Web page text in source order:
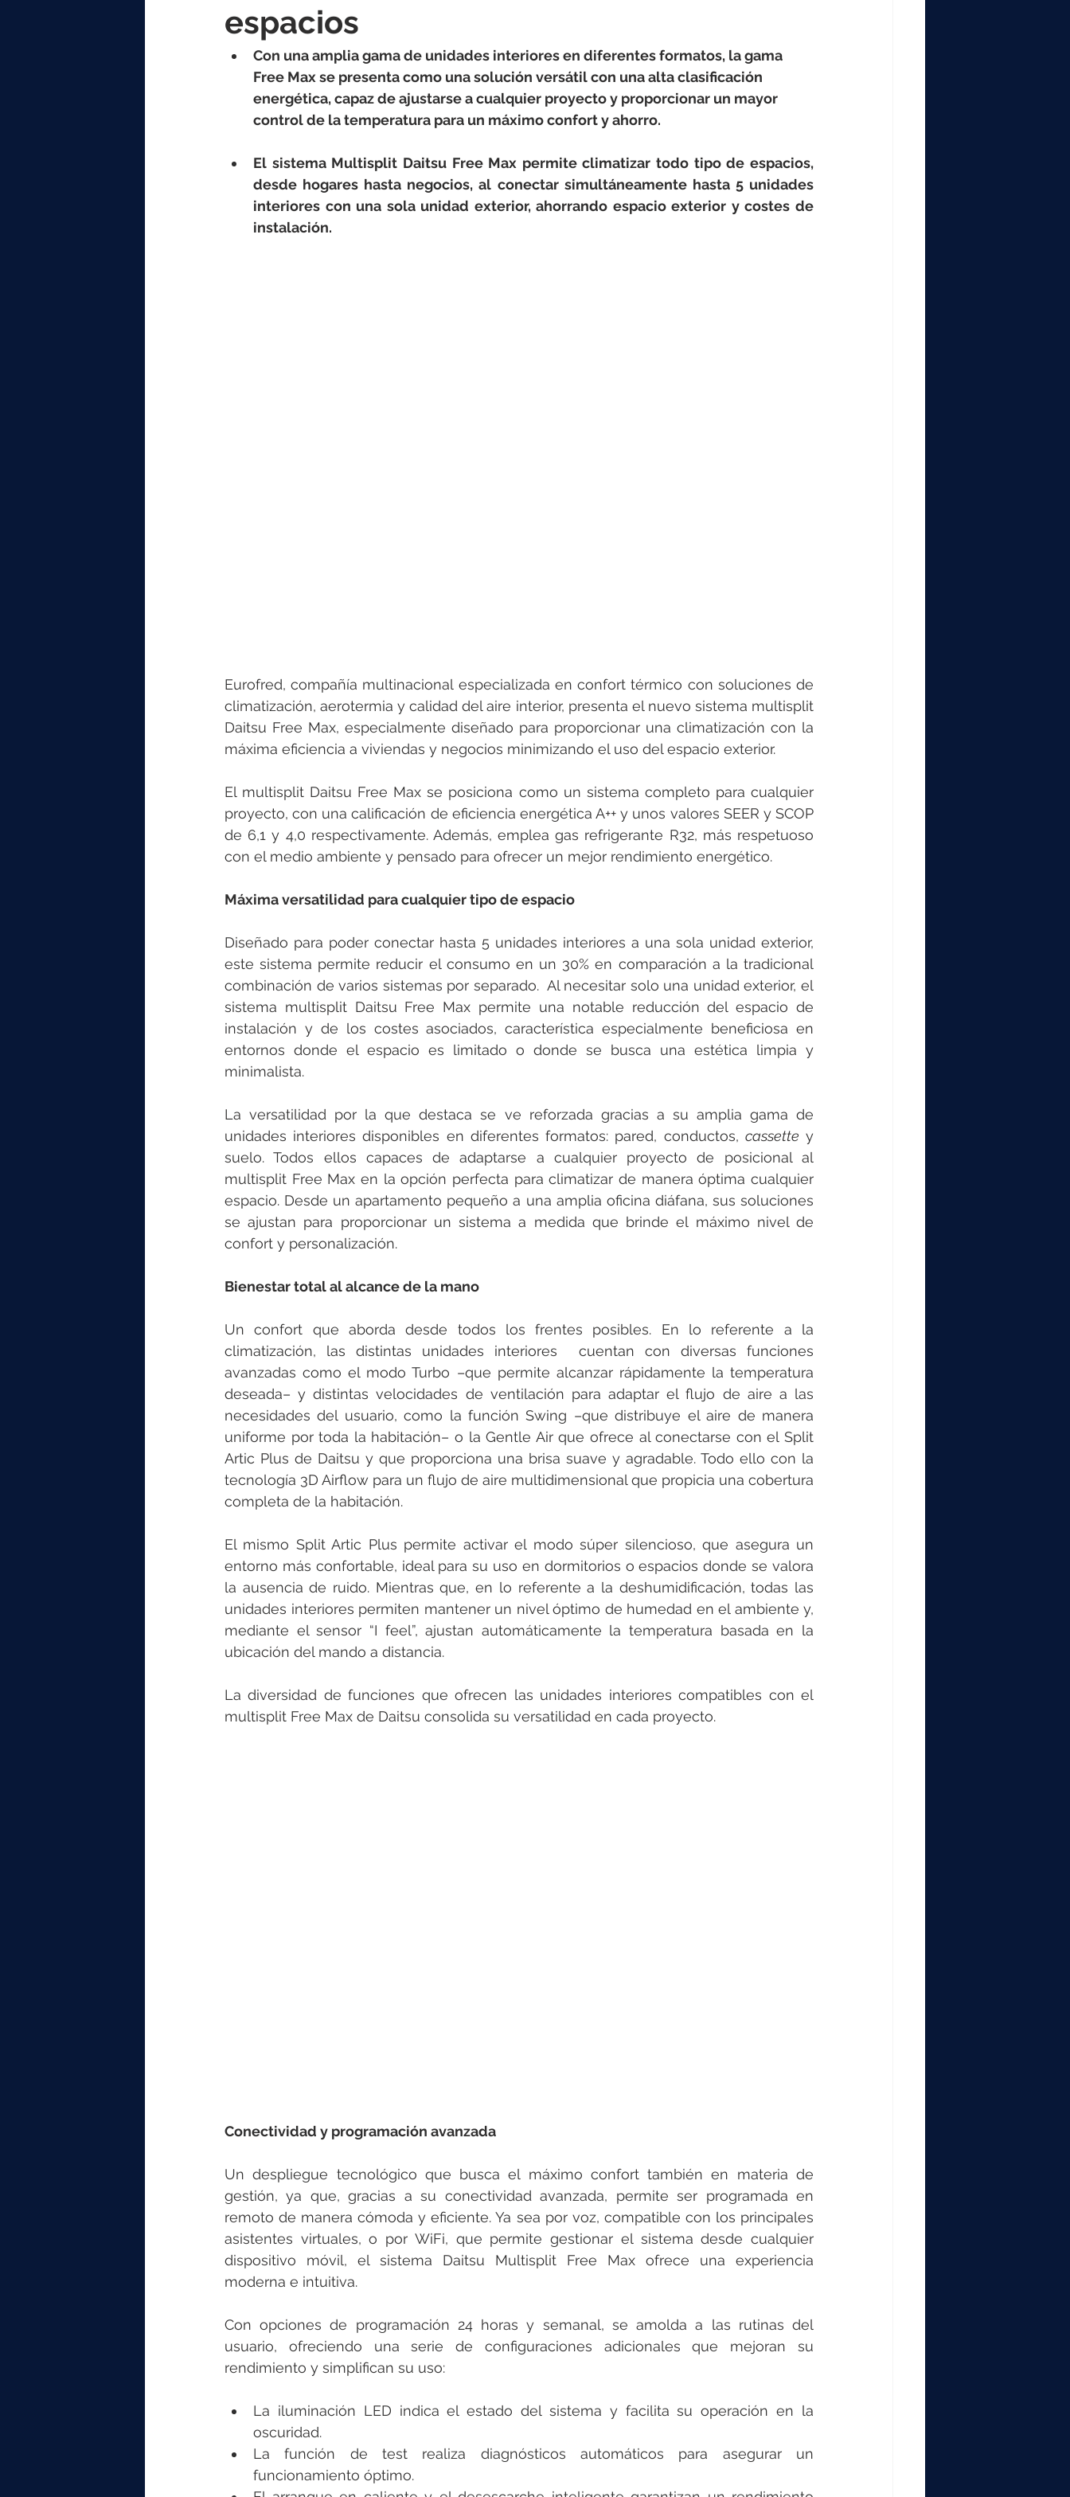
elektrotools-P065000 elektrotools-P040000 elektrotools-P059000 elektrotools-P002000
elektrotools-P045000 elektrotools-P052000 elektrotools-P01961 elektrotools-P064000
elektrotools-P099000 elektrotools-P046000
espacios
Con una amplia gama de unidades interiores en diferentes formatos, la gama
Free Max se presenta como una solución versátil con una alta clasificación
energética, capaz de ajustarse a cualquier proyecto y proporcionar un mayor
control de la temperatura para un máximo confort y ahorro.
El sistema Multisplit Daitsu Free Max permite climatizar todo tipo de espacios,
desde hogares hasta negocios, al conectar simultáneamente hasta 5 unidades
interiores con una sola unidad exterior, ahorrando espacio exterior y costes de
instalación.
Eurofred, compañía multinacional especializada en confort térmico con soluciones de
climatización, aerotermia y calidad del aire interior, presenta el nuevo sistema multisplit
Daitsu Free Max, especialmente diseñado para proporcionar una climatización con la
máxima eficiencia a viviendas y negocios minimizando el uso del espacio exterior.
El multisplit Daitsu Free Max se posiciona como un sistema completo para cualquier
proyecto, con una calificación de eficiencia energética A++ y unos valores SEER y SCOP
de 6,1 y 4,0 respectivamente. Además, emplea gas refrigerante R32, más respetuoso
con el medio ambiente y pensado para ofrecer un mejor rendimiento energético.
Máxima versatilidad para cualquier tipo de espacio
Diseñado para poder conectar hasta 5 unidades interiores a una sola unidad exterior,
este sistema permite reducir el consumo en un 30% en comparación a la tradicional
combinación de varios sistemas por separado.  Al necesitar solo una unidad exterior, el
sistema multisplit Daitsu Free Max permite una notable reducción del espacio de
instalación y de los costes asociados, característica especialmente beneficiosa en
entornos donde el espacio es limitado o donde se busca una estética limpia y
minimalista.
La versatilidad por la que destaca se ve reforzada gracias a su amplia gama de
unidades interiores disponibles en diferentes formatos: pared, conductos, cassette y
suelo. Todos ellos capaces de adaptarse a cualquier proyecto de posicional al
multisplit Free Max en la opción perfecta para climatizar de manera óptima cualquier
espacio. Desde un apartamento pequeño a una amplia oficina diáfana, sus soluciones
se ajustan para proporcionar un sistema a medida que brinde el máximo nivel de
confort y personalización.
Bienestar total al alcance de la mano
Un confort que aborda desde todos los frentes posibles. En lo referente a la
climatización, las distintas unidades interiores  cuentan con diversas funciones
avanzadas como el modo Turbo –que permite alcanzar rápidamente la temperatura
deseada– y distintas velocidades de ventilación para adaptar el flujo de aire a las
necesidades del usuario, como la función Swing –que distribuye el aire de manera
uniforme por toda la habitación– o la Gentle Air que ofrece al conectarse con el Split
Artic Plus de Daitsu y que proporciona una brisa suave y agradable. Todo ello con la
tecnología 3D Airflow para un flujo de aire multidimensional que propicia una cobertura
completa de la habitación.
El mismo Split Artic Plus permite activar el modo súper silencioso, que asegura un
entorno más confortable, ideal para su uso en dormitorios o espacios donde se valora
la ausencia de ruido. Mientras que, en lo referente a la deshumidificación, todas las
unidades interiores permiten mantener un nivel óptimo de humedad en el ambiente y,
mediante el sensor “I feel”, ajustan automáticamente la temperatura basada en la
ubicación del mando a distancia.
La diversidad de funciones que ofrecen las unidades interiores compatibles con el
multisplit Free Max de Daitsu consolida su versatilidad en cada proyecto.
Conectividad y programación avanzada
Un despliegue tecnológico que busca el máximo confort también en materia de
gestión, ya que, gracias a su conectividad avanzada, permite ser programada en
remoto de manera cómoda y eficiente. Ya sea por voz, compatible con los principales
asistentes virtuales, o por WiFi, que permite gestionar el sistema desde cualquier
dispositivo móvil, el sistema Daitsu Multisplit Free Max ofrece una experiencia
moderna e intuitiva.
Con opciones de programación 24 horas y semanal, se amolda a las rutinas del
usuario, ofreciendo una serie de configuraciones adicionales que mejoran su
rendimiento y simplifican su uso:
La iluminación LED indica el estado del sistema y facilita su operación en la
oscuridad.
La función de test realiza diagnósticos automáticos para asegurar un
funcionamiento óptimo.